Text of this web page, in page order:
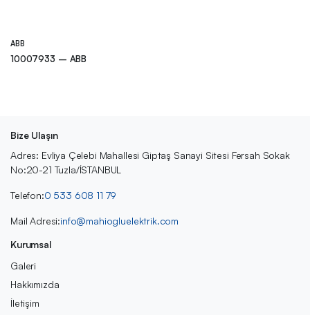
ABB
10007933 – ABB
Bize Ulaşın
Adres: Evliya Çelebi Mahallesi Giptaş Sanayi Sitesi Fersah Sokak
No:20-21 Tuzla/İSTANBUL
Telefon:0 533 608 11 79
Mail Adresi:info@mahiogluelektrik.com
Kurumsal
Galeri
Hakkımızda
İletişim